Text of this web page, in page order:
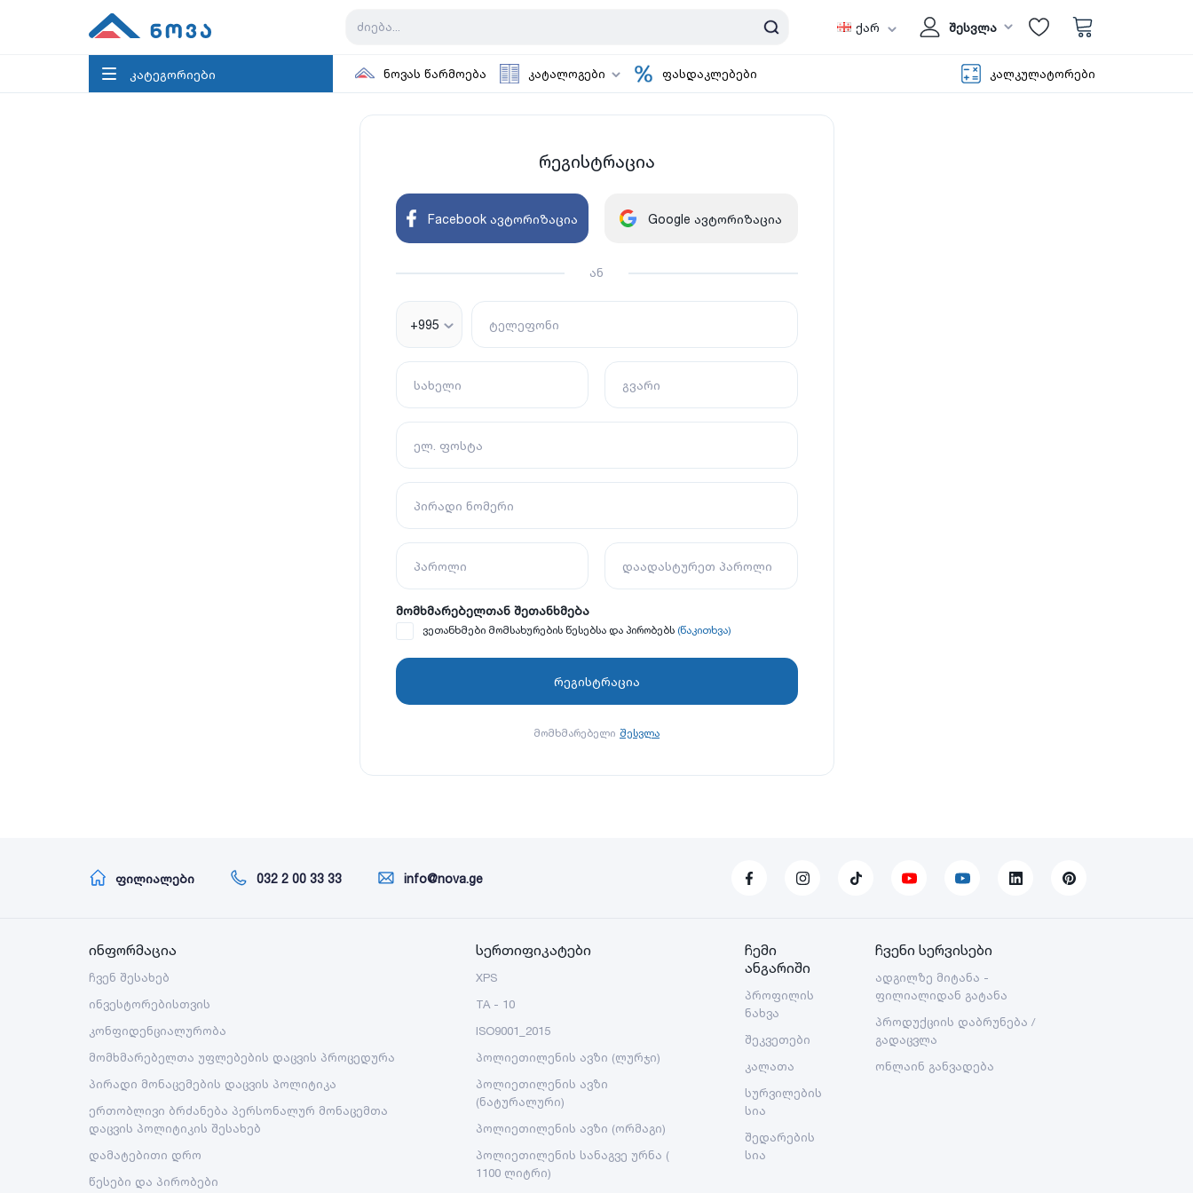
ქარ შესვლა
კატეგორიები ნოვას წარმოება კატალოგები ფასდაკლებები კალკულატორები
რეგისტრაცია
Facebook ავტორიზაცია Google ავტორიზაცია
ან
+995 ტელეფონი
სახელი გვარი
ელ. ფოსტა
პირადი ნომერი
პაროლი დაადასტურეთ პაროლი
მომხმარებელთან შეთანხმება
ვეთანხმები მომსახურების წესებსა და პირობებს (წაკითხვა)
მომხმარებელი შესვლა
ფილიალები 032 2 00 33 33 info@nova.ge
ინფორმაცია
ჩვენ შესახებ
ინვესტორებისთვის
კონფიდენციალურობა
მომხმარებელთა უფლებების დაცვის პროცედურა
პირადი მონაცემების დაცვის პოლიტიკა
ერთობლივი ბრძანება პერსონალურ მონაცემთა
დაცვის პოლიტიკის შესახებ
დამატებითი დრო
წესები და პირობები
სერთიფიკატები
XPS
TA - 10
ISO9001_2015
პოლიეთილენის ავზი (ლურჯი)
პოლიეთილენის ავზი
(ნატურალური)
პოლიეთილენის ავზი (ორმაგი)
პოლიეთილენის სანაგვე ურნა (
1100 ლიტრი)
ჩემი
ანგარიში
პროფილის
ნახვა
შეკვეთები
კალათა
სურვილების
სია
შედარების
სია
ჩვენი სერვისები
ადგილზე მიტანა -
ფილიალიდან გატანა
პროდუქციის დაბრუნება /
გადაცვლა
ონლაინ განვადება